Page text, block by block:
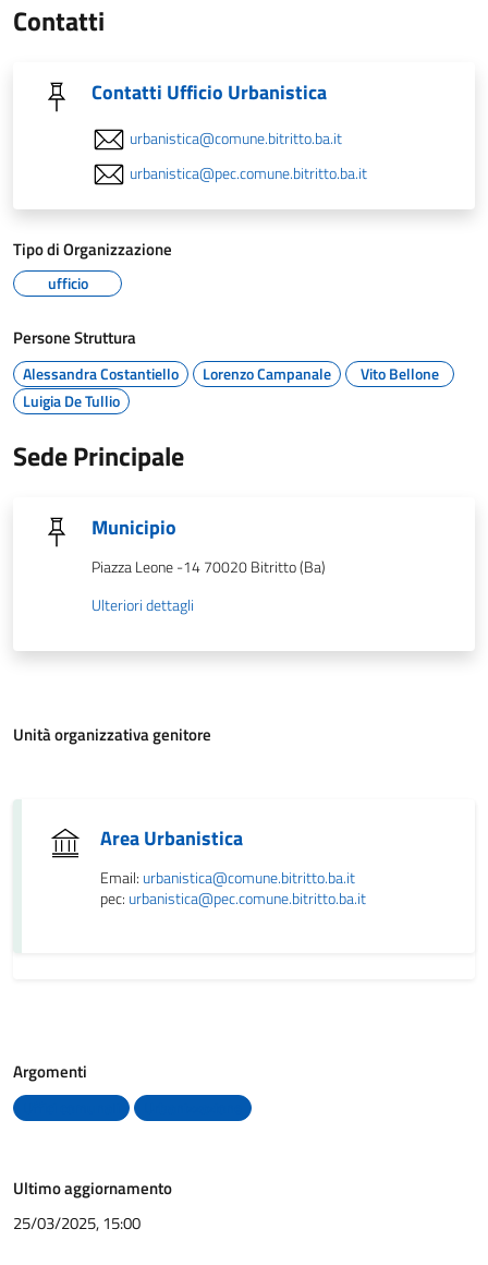
Contatti
Contatti Ufficio Urbanistica
urbanistica@comune.bitritto.ba.it
urbanistica@pec.comune.bitritto.ba.it
Tipo di Organizzazione
ufficio
Persone Struttura
Alessandra Costantiello Lorenzo Campanale
Vito Bellone
Luigia De Tullio
Sede Principale
Municipio
Piazza Leone -14 70020 Bitritto (Ba)
Ulteriori dettagli
Unità organizzativa genitore
Area Urbanistica
Email: urbanistica@comune.bitritto.ba.it
pec: urbanistica@pec.comune.bitritto.ba.it
Argomenti
Ultimo aggiornamento
25/03/2025, 15:00